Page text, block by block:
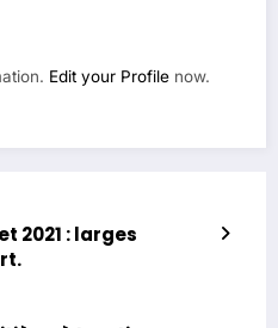
Edit your Profile now.
2021 : larges